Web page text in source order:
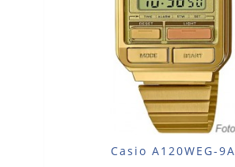
Casio A120WEG-9A